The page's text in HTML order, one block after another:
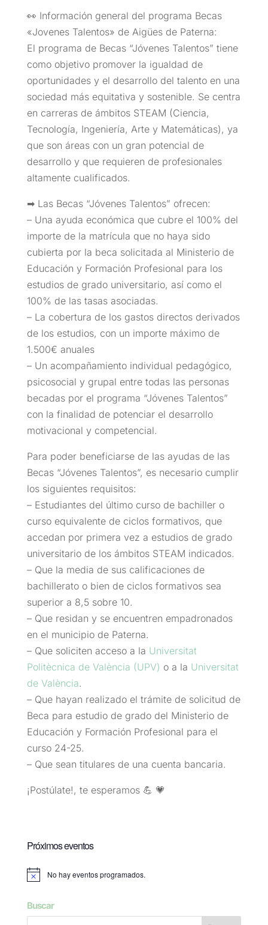
👀 Información general del programa Becas
«Jovenes Talentos» de Aigües de Paterna:
El programa de Becas “Jóvenes Talentos” tiene
como objetivo promover la igualdad de
oportunidades y el desarrollo del talento en una
sociedad más equitativa y sostenible. Se centra
en carreras de ámbitos STEAM (Ciencia,
Tecnología, Ingeniería, Arte y Matemáticas), ya
que son áreas con un gran potencial de
desarrollo y que requieren de profesionales
altamente cualificados.
➡ Las Becas “Jóvenes Talentos” ofrecen:
– Una ayuda económica que cubre el 100% del
importe de la matrícula que no haya sido
cubierta por la beca solicitada al Ministerio de
Educación y Formación Profesional para los
estudios de grado universitario, así como el
100% de las tasas asociadas.
– La cobertura de los gastos directos derivados
de los estudios, con un importe máximo de
1.500€ anuales
– Un acompañamiento individual pedagógico,
psicosocial y grupal entre todas las personas
becadas por el programa “Jóvenes Talentos”
con la finalidad de potenciar el desarrollo
motivacional y competencial.
Para poder beneficiarse de las ayudas de las
Becas “Jóvenes Talentos”, es necesario cumplir
los siguientes requisitos:
– Estudiantes del último curso de bachiller o
curso equivalente de ciclos formativos, que
accedan por primera vez a estudios de grado
universitario de los ámbitos STEAM indicados.
– Que la media de sus calificaciones de
bachillerato o bien de ciclos formativos sea
superior a 8,5 sobre 10.
– Que residan y se encuentren empadronados
en el municipio de Paterna.
– Que soliciten acceso a la Universitat
Politècnica de València (UPV) o a la Universitat
de València.
– Que hayan realizado el trámite de solicitud de
Beca para estudio de grado del Ministerio de
Educación y Formación Profesional para el
curso 24-25.
– Que sean titulares de una cuenta bancaria.
¡Postúlate!, te esperamos 💪 💗
Próximos eventos
Aviso No hay eventos programados.
Buscar